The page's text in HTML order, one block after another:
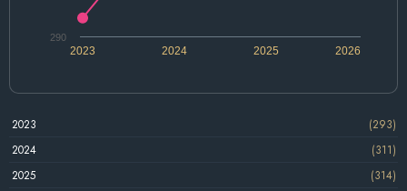
2024 2026
2023 2025
290
2023
(293)
2024
(311)
2025
(314)